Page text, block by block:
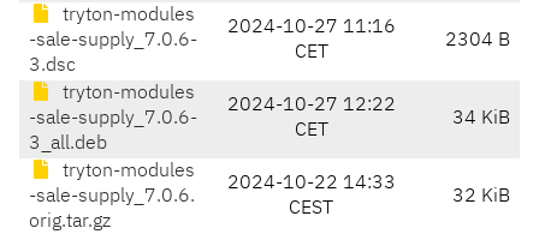
tryton-modules
-sale-supply_7.0.6-
3.dsc
2024-10-27 11:16
CET
2304 B
tryton-modules
-sale-supply_7.0.6-
3_all.deb
2024-10-27 12:22
CET
34 KiB
tryton-modules
-sale-supply_7.0.6.
orig.tar.gz
2024-10-22 14:33
CEST
32 KiB